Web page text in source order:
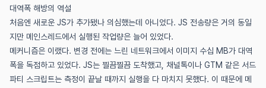
대역폭 해방의 역설
처음엔 새로운 JS가 추가됐나 의심했는데 아니었다. JS 전송량은 거의 동일
지만 메인스레드에서 실행된 작업량은 늘어 있었다.
메커니즘은 이랬다. 변경 전에는 느린 네트워크에서 이미지 수십 MB가 대역
폭을 독점하고 있었다. JS는 찔끔찔끔 도착했고, 채널톡이나 GTM 같은 서드
파티 스크립트는 측정이 끝날 때까지 실행을 다 마치지 못했다. 이 때문에 메